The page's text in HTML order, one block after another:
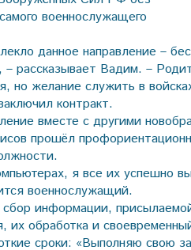
военнослужащего
данное направление –
– рассказывает Вадим. –
но желание служить в
контракт.
вместе с другими
прошёл
я все их успешно
военно­служащий.
информации,
их обработка и
сроки: «Выполняю свою